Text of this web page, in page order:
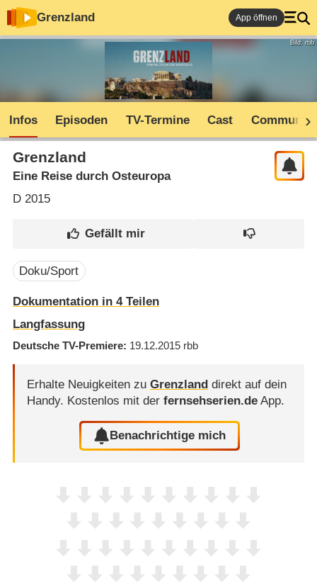
Grenzland App öffnen
Bild: rbb
Infos Episoden TV-Termine Cast Community
Grenzland
Eine Reise durch Osteuropa
D2015
Doku/Sport
Dokumentation in 4 Teilen
Langfassung
Deutsche TV-Premiere 19.12.2015 rbb
Erhalte Neuigkeiten zu Grenzlanddirekt auf dein
Handy. Kostenlos mit der fernsehserien.deApp.
Benachrichtige mich